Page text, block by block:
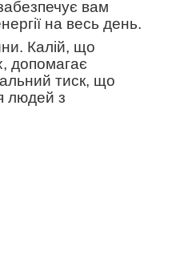
вам
на весь день.
Калій, що
допомагає
тиск, що
людей з